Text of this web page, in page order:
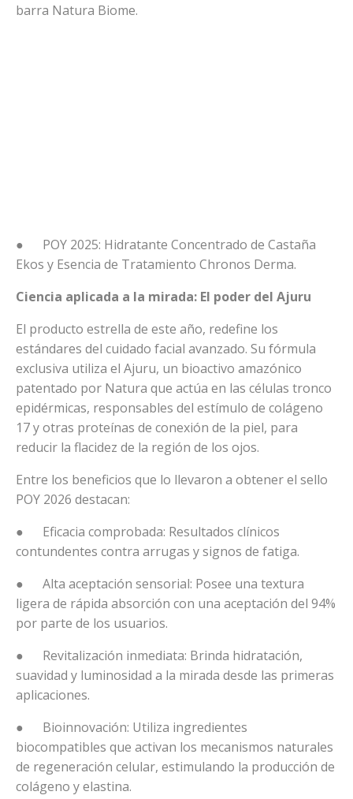
barra Natura Biome.
● POY 2025: Hidratante Concentrado de Castaña
Ekos y Esencia de Tratamiento Chronos Derma.
Ciencia aplicada a la mirada: El poder del Ajuru
El producto estrella de este año, redefine los
estándares del cuidado facial avanzado. Su fórmula
exclusiva utiliza el Ajuru, un bioactivo amazónico
patentado por Natura que actúa en las células tronco
epidérmicas, responsables del estímulo de colágeno
17 y otras proteínas de conexión de la piel, para
reducir la flacidez de la región de los ojos.
Entre los beneficios que lo llevaron a obtener el sello
POY 2026 destacan:
● Eficacia comprobada: Resultados clínicos
contundentes contra arrugas y signos de fatiga.
● Alta aceptación sensorial: Posee una textura
ligera de rápida absorción con una aceptación del 94%
por parte de los usuarios.
● Revitalización inmediata: Brinda hidratación,
suavidad y luminosidad a la mirada desde las primeras
aplicaciones.
● Bioinnovación: Utiliza ingredientes
biocompatibles que activan los mecanismos naturales
de regeneración celular, estimulando la producción de
colágeno y elastina.